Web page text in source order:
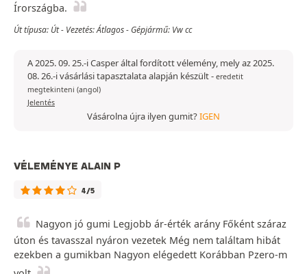
Írországba.
Út típusa: Út - Vezetés: Átlagos - Gépjármű: Vw cc
A 2025. 09. 25.-i Casper által fordított vélemény, mely az 2025.
08. 26.-i vásárlási tapasztalata alapján készült- eredetit
megtekinteni (angol)
Jelentés
Vásárolna újra ilyen gumit?IGEN
VÉLEMÉNYE ALAIN P
4/5
Nagyon jó gumi Legjobb ár-érték arány Főként száraz
úton és tavasszal nyáron vezetek Még nem találtam hibát
ezekben a gumikban Nagyon elégedett Korábban Pzero-m